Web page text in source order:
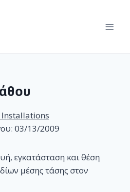
03/13/2009
εγκατάσταση και θέση
μέσης τάσης στον